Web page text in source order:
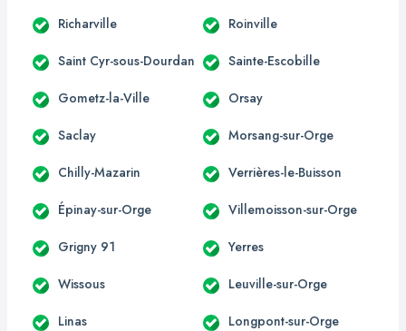
Richarville Roinville
Saint Cyr-sous-Dourdan Sainte-Escobille
Gometz-la-Ville Orsay
Saclay Morsang-sur-Orge
Chilly-Mazarin Verrières-le-Buisson
Épinay-sur-Orge Villemoisson-sur-Orge
Grigny 91 Yerres
Wissous Leuville-sur-Orge
Linas Longpont-sur-Orge